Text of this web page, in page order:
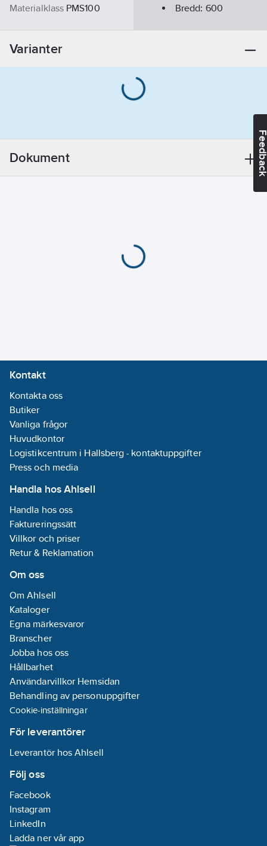
Materialklass PMS100
Bredd: 600
Varianter
Dokument
Kontakt
Kontakta oss
Butiker
Vanliga frågor
Huvudkontor
Logistikcentrum i Hallsberg - kontaktuppgifter
Press och media
Handla hos Ahlsell
Handla hos oss
Faktureringssätt
Villkor och priser
Retur & Reklamation
Om oss
Om Ahlsell
Kataloger
Egna märkesvaror
Branscher
Jobba hos oss
Hållbarhet
Användarvillkor Hemsidan
Behandling av personuppgifter
Cookie-inställningar
För leverantörer
Leverantör hos Ahlsell
Följ oss
Facebook
Instagram
LinkedIn
Ladda ner vår app